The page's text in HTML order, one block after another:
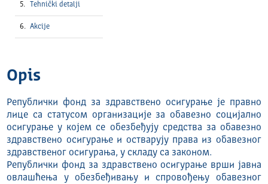
Tehnički detalјi
Akcije
Opis
Републички фонд за здравствено осигурање је правно
лице са статусом организације за обавезно социјално
осигурање у којем се обезбеђују средства за обавезно
здравствено осигурање и остварују права из обавезног
здравственог осигурања, у складу са законом.
Републички фонд за здравствено осигурање врши јавна
овлашћења у обезбеђивању и спровођењу обавезног